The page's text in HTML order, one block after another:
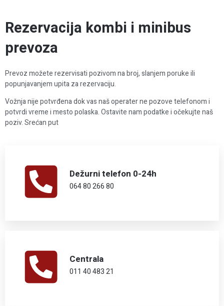
Rezervacija kombi i minibus
prevoza
Prevoz možete rezervisati pozivom na broj, slanjem poruke ili
popunjavanjem upita za rezervaciju.
Vožnja nije potvrđena dok vas naš operater ne pozove telefonom i
potvrdi vreme i mesto polaska. Ostavite nam podatke i očekujte naš
poziv. Srećan put
Dežurni telefon 0-24h
064 80 266 80
Centrala
011 40 483 21